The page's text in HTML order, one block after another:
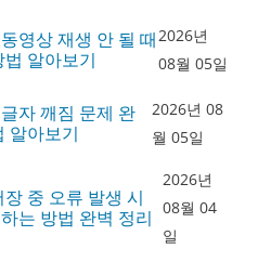
영상 재생 안 될 때
알아보기
2026년
08월 05일
자 깨짐 문제 완
알아보기
2026년 08
월 05일
중 오류 발생 시
는 방법 완벽 정리
2026년
08월 04
일